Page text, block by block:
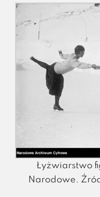
Łyżwiarstwo
Narodowe.